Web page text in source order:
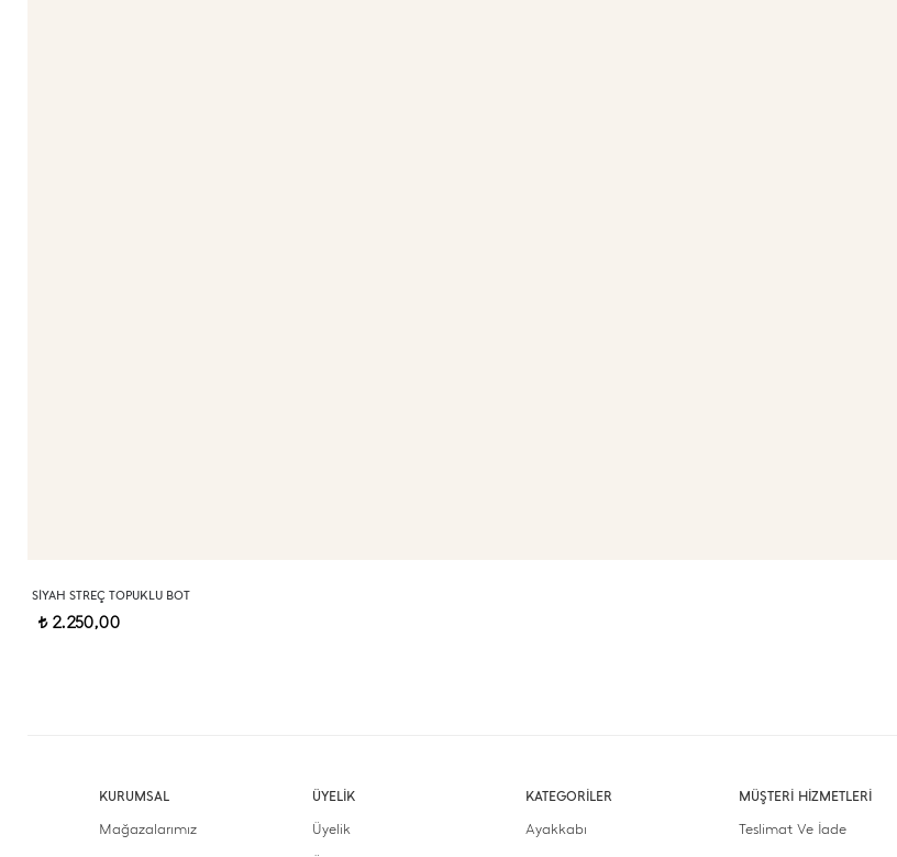
SIYAH STREÇ TOPUKLU BOT
t2.250,00
KURUMSAL
Mağazalarımız
ÜYELİK
Üyelik
KATEGORİLER
Ayakkabı
MÜŞTERİ HİZMETLERİ
Teslimat Ve İade